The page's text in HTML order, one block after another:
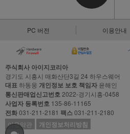
PC 버전 이용안내
주식회사 아이지코리아
경기도 시흥시 매화산단3길 24 하우스웨어
대표하동웅 개인정보 보호 책임자 윤해인
통신판매업신고번호2022-경기시흥-0458
사업자 등록번호 135-86-11165
전화031-211-2181 팩스031-211-2180
이용약관
개인정보처리방침